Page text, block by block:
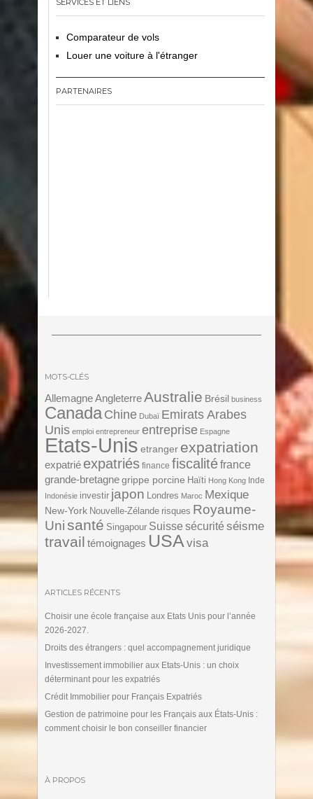
SERVICES ET LIENS
Comparateur de vols
Louer une voiture à l'étranger
PARTENAIRES
MOTS-CLÉS
Allemagne AngleterreAustralie Brésil business
Canada Chine Dubaï Emirats Arabes
Unis emploi entrepreneur entreprise Espagne
Etats-Unis etranger expatriation
expatrié expatriés finance fiscalitéfrance
grande-bretagne grippe porcine Haïti Hong Kong Inde
Indonésie investir japon Londres Maroc Mexique
New-York Nouvelle-Zélande risques Royaume-
Unisanté Singapour Suisse sécurité séisme
travail témoignages USA visa
ARTICLES RÉCENTS
Choisir une école française aux Etats Unis pour l’année
2026-2027.
Droits des étrangers : quel accompagnement juridique
Investissement immobilier aux Etats-Unis : un choix
déterminant pour les expatriés
Crédit Immobilier pour Français Expatriés
Gestion de patrimoine pour les Français aux États-Unis :
comment choisir le bon conseiller financier
À PROPOS